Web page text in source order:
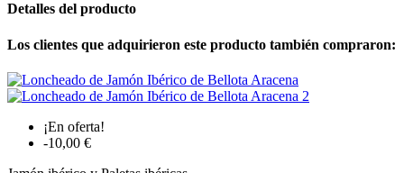
Detalles del producto
Los clientes que adquirieron este producto también compraron:
¡En oferta!
-10,00 €